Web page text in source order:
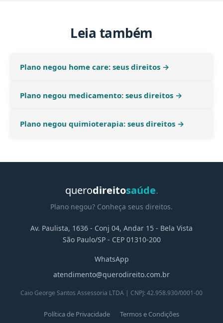
Leia também
Plano negou home care: seus direitos →
Plano negou medicamento: seus direitos →
Plano negou quimioterapia: seus direitos →
querodireitosaúde.
Plano negou? Conheça seus direitos.
Av. Paulista, 1636 - Conj 04, Andar 15 - Bela Vista
São Paulo/SP - CEP 01310-200
WhatsApp
atendimento@querodireito.com.br
Caio George Santos Assessoria LTDA | CNPJ: 42.958.930/0001-00
Política de Privacidade Termos e Condições